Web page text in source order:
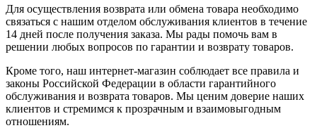
Для осуществления возврата или обмена товара необходимо
связаться с нашим отделом обслуживания клиентов в течение
14 дней после получения заказа. Мы рады помочь вам в
решении любых вопросов по гарантии и возврату товаров.
Кроме того, наш интернет-магазин соблюдает все правила и
законы Российской Федерации в области гарантийного
обслуживания и возврата товаров. Мы ценим доверие наших
клиентов и стремимся к прозрачным и взаимовыгодным
отношениям.